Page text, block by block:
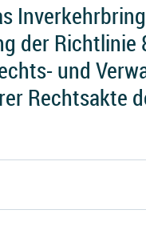
der Richtlinie
und
Rechtsakte